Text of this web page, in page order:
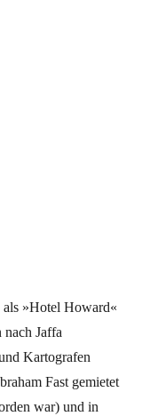
»Hotel Howard«
nach Jaffa
Kartografen
Fast gemietet
war) und in